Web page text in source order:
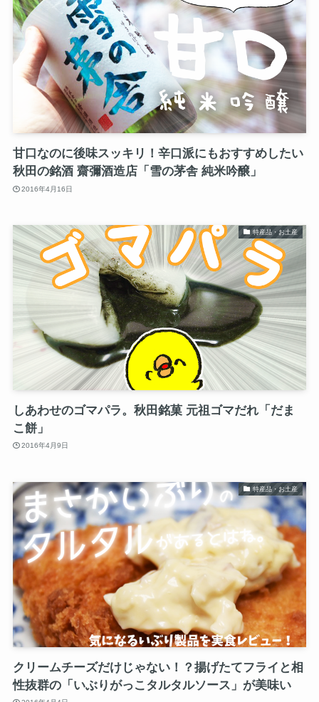
甘口なのに後味スッキリ！辛口派にもおすすめしたい
秋田の銘酒 齋彌酒造店「雪の茅舎 純米吟醸」
2016年4月16日
特産品・お土産
しあわせのゴマパラ。秋田銘菓 元祖ゴマだれ「だま
こ餅」
2016年4月9日
特産品・お土産
クリームチーズだけじゃない！？揚げたてフライと相
性抜群の「いぶりがっこタルタルソース」が美味い